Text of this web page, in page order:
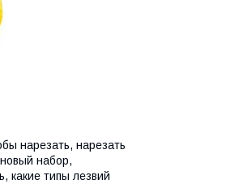
нарезать, нарезать
набор,
какие типы лезвий